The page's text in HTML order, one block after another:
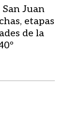
Juan
etapas
de la